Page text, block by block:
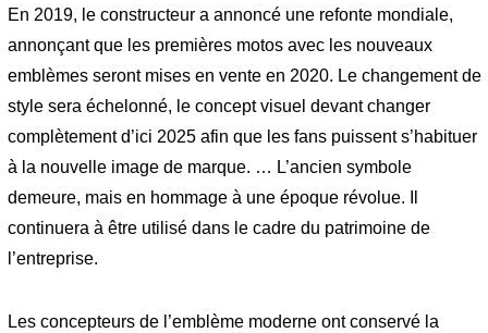
En 2019, le constructeur a annoncé une refonte mondiale,
annonçant que les premières motos avec les nouveaux
emblèmes seront mises en vente en 2020. Le changement de
style sera échelonné, le concept visuel devant changer
complètement d’ici 2025 afin que les fans puissent s’habituer
à la nouvelle image de marque. … L’ancien symbole
demeure, mais en hommage à une époque révolue. Il
continuera à être utilisé dans le cadre du patrimoine de
l’entreprise.
Les concepteurs de l’emblème moderne ont conservé la